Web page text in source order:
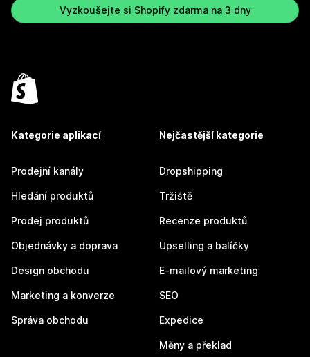
Vyzkoušejte si Shopify zdarma na 3 dny
Kategorie aplikací
Prodejní kanály
Hledání produktů
Prodej produktů
Objednávky a doprava
Design obchodu
Marketing a konverze
Správa obchodu
Nejčastější kategorie
Dropshipping
Tržiště
Recenze produktů
Upselling a balíčky
E-mailový marketing
SEO
Expedice
Měny a překlad